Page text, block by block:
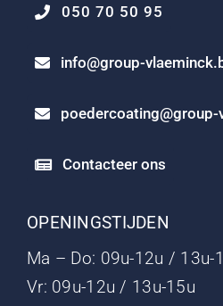
050 70 50 95
info@group-
Contacteer ons
OPENINGSTIJDEN
Ma – Do: 09u-12u / 13u-
Vr: 09u-12u / 13u-15u